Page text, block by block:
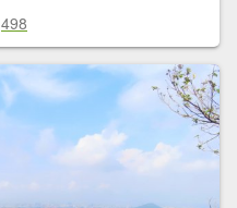
498